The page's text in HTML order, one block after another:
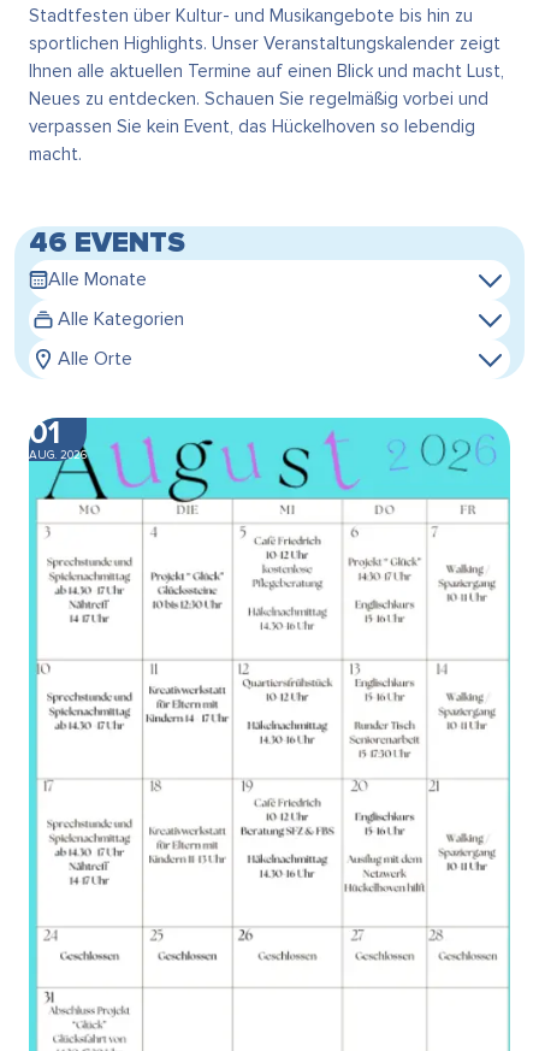
Stadtfesten über Kultur- und Musikangebote bis hin zu
sportlichen Highlights. Unser Veranstaltungskalender zeigt
Ihnen alle aktuellen Termine auf einen Blick und macht Lust,
Neues zu entdecken. Schauen Sie regelmäßig vorbei und
verpassen Sie kein Event, das Hückelhoven so lebendig
macht.
46 EVENTS
Alle Monate
Alle Kategorien
Alle Orte
01
AUG. 2026